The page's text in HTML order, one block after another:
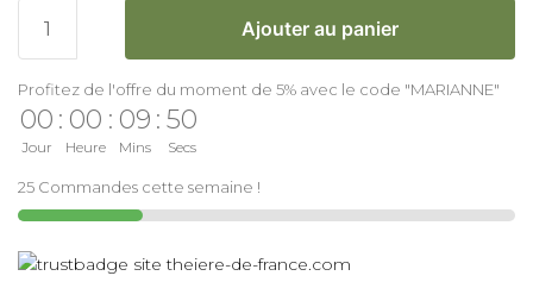
Ajouter au panier
Profitez de l'offre du moment de 5% avec le code "MARIANNE"
00
Jour
: 00
Heure
: 09
Mins
: 50
Secs
25 Commandes cette semaine !